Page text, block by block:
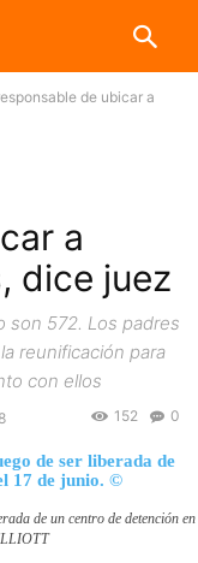
de ubicar a
a
dice juez
son 572. Los padres
reunificación para
con ellos
0
152
de un centro de detención en